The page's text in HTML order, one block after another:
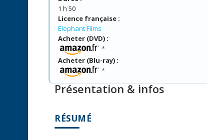
1 h 50
Licence française :
Elephant Films
Acheter (DVD) :
*
Acheter (Blu-ray) :
*
Présentation & infos
RÉSUMÉ